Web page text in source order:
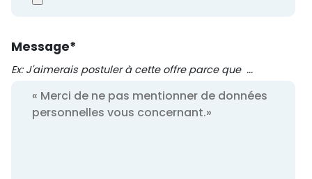
Message*
Ex: J'aimerais postuler à cette offre parce que ...